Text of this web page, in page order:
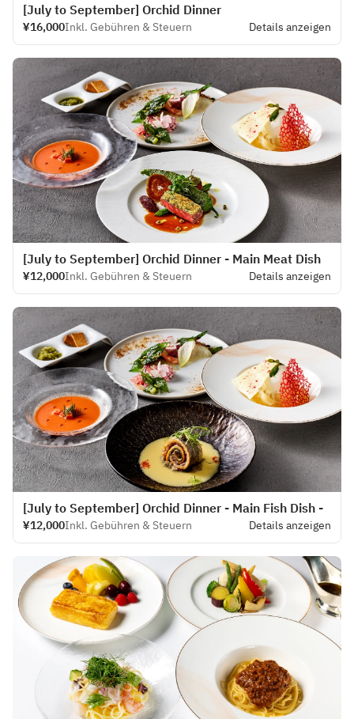
[July to September] Orchid Dinner
¥16,000Inkl. Gebühren & Steuern Details anzeigen
[July to September] Orchid Dinner - Main Meat Dish
¥12,000Inkl. Gebühren & Steuern Details anzeigen
[July to September] Orchid Dinner - Main Fish Dish -
¥12,000Inkl. Gebühren & Steuern Details anzeigen